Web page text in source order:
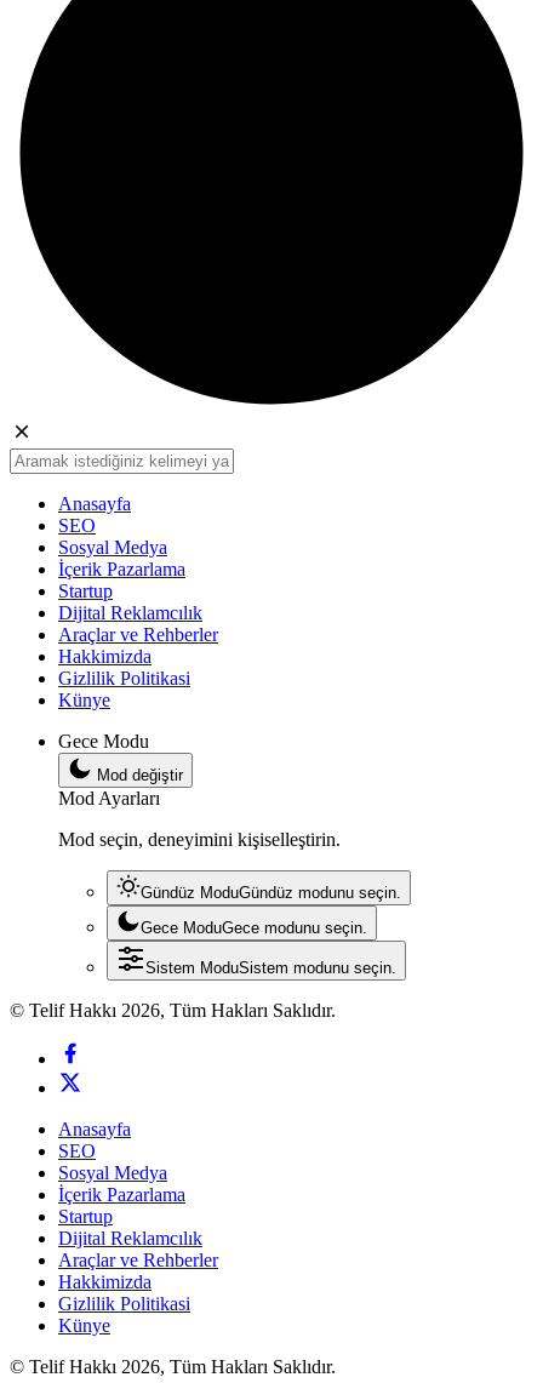
Anasayfa
SEO
Sosyal Medya
İçerik Pazarlama
Startup
Dijital Reklamcılık
Araçlar ve Rehberler
Hakkimizda
Gizlilik Politikasi
Künye
Gece Modu
Mod değiştir
Mod Ayarları
Mod seçin, deneyimini kişiselleştirin.
Gündüz ModuGündüz modunu seçin.
Gece ModuGece modunu seçin.
Sistem ModuSistem modunu seçin.
© Telif Hakkı 2026, Tüm Hakları Saklıdır.
Anasayfa
SEO
Sosyal Medya
İçerik Pazarlama
Startup
Dijital Reklamcılık
Araçlar ve Rehberler
Hakkimizda
Gizlilik Politikasi
Künye
© Telif Hakkı 2026, Tüm Hakları Saklıdır.